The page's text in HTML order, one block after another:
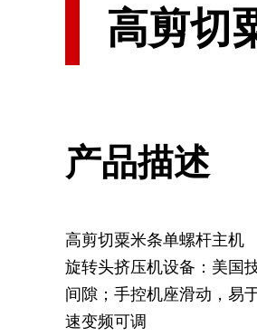
高剪切
产品描述
高剪切粟米条单螺杆主机
旋转头挤压机设备：美国
间隙；手控机座滑动，易
速变频可调